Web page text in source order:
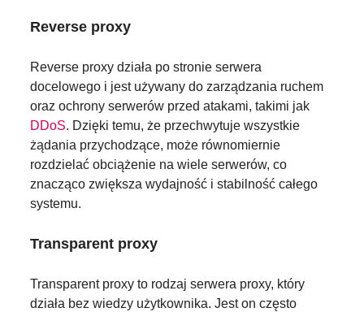
Reverse proxy
Reverse proxy działa po stronie serwera
docelowego i jest używany do zarządzania ruchem
oraz ochrony serwerów przed atakami, takimi jak
DDoS. Dzięki temu, że przechwytuje wszystkie
żądania przychodzące, może równomiernie
rozdzielać obciążenie na wiele serwerów, co
znacząco zwiększa wydajność i stabilność całego
systemu.
Transparent proxy
Transparent proxy to rodzaj serwera proxy, który
działa bez wiedzy użytkownika. Jest on często